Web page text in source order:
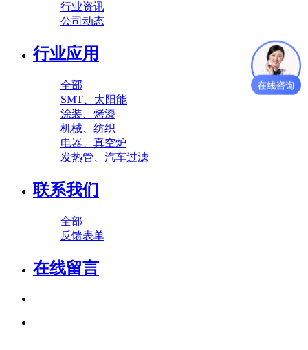
行业资讯
公司动态
行业应用
全部
SMT、太阳能
涂装、烤漆
机械、纺织
电器、真空炉
发热管、汽车过滤
联系我们
全部
反馈表单
在线留言